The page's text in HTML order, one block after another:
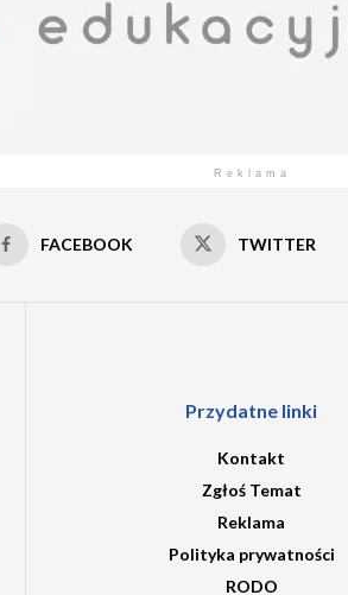
Reklama
FACEBOOK TWITTER
Przydatne linki
Kontakt
Zgłoś Temat
Reklama
Polityka prywatności
RODO